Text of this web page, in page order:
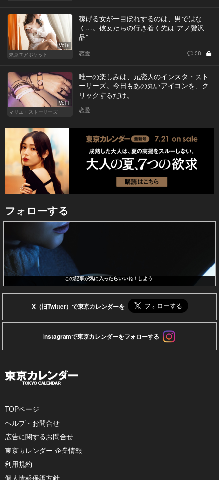
Vol.6
東京エアポケット
稼げる女が一目ぼれするのは、男ではな
く…。彼女たちの行き着く先は“アノ贅沢
品”
恋愛 38
Vol.1
マリエ・ストーリーズ
唯一の楽しみは、元恋人のインスタ・スト
ーリーズ。今日もあの丸いアイコンを、ク
リックするだけ。
恋愛
フォローする
この記事が気に入ったらいいね！しよう
X（旧Twitter）で東京カレンダーを
Instagramで東京カレンダーをフォローする
TOPページ
ヘルプ・お問合せ
広告に関するお問合せ
東京カレンダー 企業情報
利用規約
個人情報保護方針